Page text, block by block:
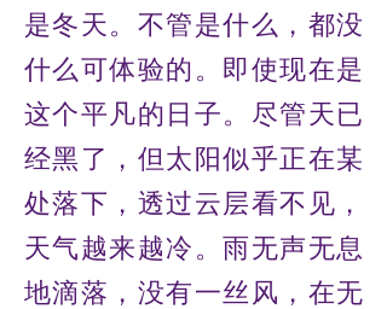
是冬天。不管是什么，都没
什么可体验的。即使现在是
这个平凡的日子。尽管天已
经黑了，但太阳似乎正在某
处落下，透过云层看不见，
天气越来越冷。雨无声无息
地滴落，没有一丝风，在无